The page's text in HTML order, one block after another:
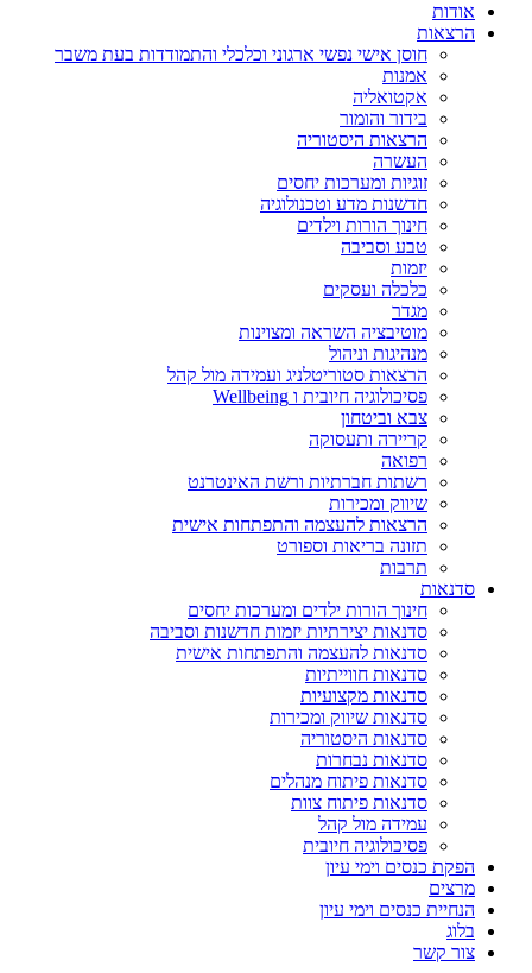
אודות
הרצאות
חוסן אישי נפשי ארגוני וכלכלי והתמודדות בעת משבר
אמנות
אקטואליה
בידור והומור
הרצאות היסטוריה
העשרה
זוגיות ומערכות יחסים
חדשנות מדע וטכנולוגיה
חינוך הורות וילדים
טבע וסביבה
יזמות
כלכלה ועסקים
מגדר
מוטיבציה השראה ומצוינות
מנהיגות וניהול
הרצאות סטוריטלניג ועמידה מול קהל
פסיכולוגיה חיובית ו Wellbeing
צבא וביטחון
קריירה ותעסוקה
רפואה
רשתות חברתיות ורשת האינטרנט
שיווק ומכירות
הרצאות להעצמה והתפתחות אישית
תזונה בריאות וספורט
תרבות
סדנאות
חינוך הורות ילדים ומערכות יחסים
סדנאות יצירתיות יזמות חדשנות וסביבה
סדנאות להעצמה והתפתחות אישית
סדנאות חווייתיות
סדנאות מקצועיות
סדנאות שיווק ומכירות
סדנאות היסטוריה
סדנאות נבחרות
סדנאות פיתוח מנהלים
סדנאות פיתוח צוות
עמידה מול קהל
פסיכולוגיה חיובית
הפקת כנסים וימי עיון
מרצים
הנחיית כנסים וימי עיון
בלוג
צור קשר